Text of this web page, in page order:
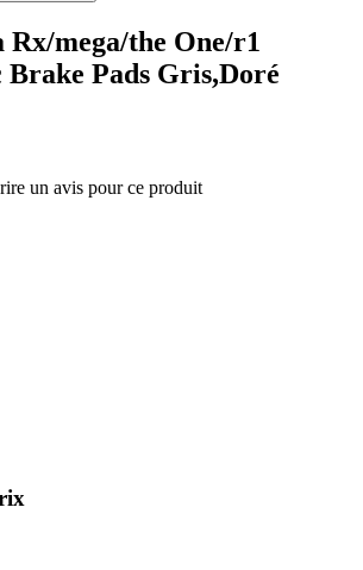
Rx/mega/the One/r1
Brake Pads Gris,Doré
un avis pour ce produit